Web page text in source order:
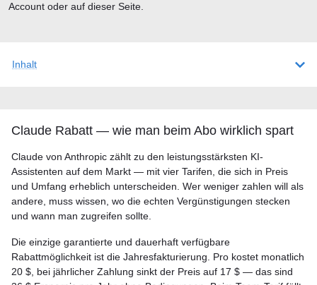
Inhalt
Claude Rabatt — wie man beim Abo wirklich spart
Claude von Anthropic zählt zu den leistungsstärksten KI-
Assistenten auf dem Markt — mit vier Tarifen, die sich in Preis
und Umfang erheblich unterscheiden. Wer weniger zahlen will als
andere, muss wissen, wo die echten Vergünstigungen stecken
und wann man zugreifen sollte.
Die einzige garantierte und dauerhaft verfügbare
Rabattmöglichkeit ist die Jahresfakturierung. Pro kostet monatlich
20 $, bei jährlicher Zahlung sinkt der Preis auf 17 $ — das sind
Account oder auf dieser Seite.